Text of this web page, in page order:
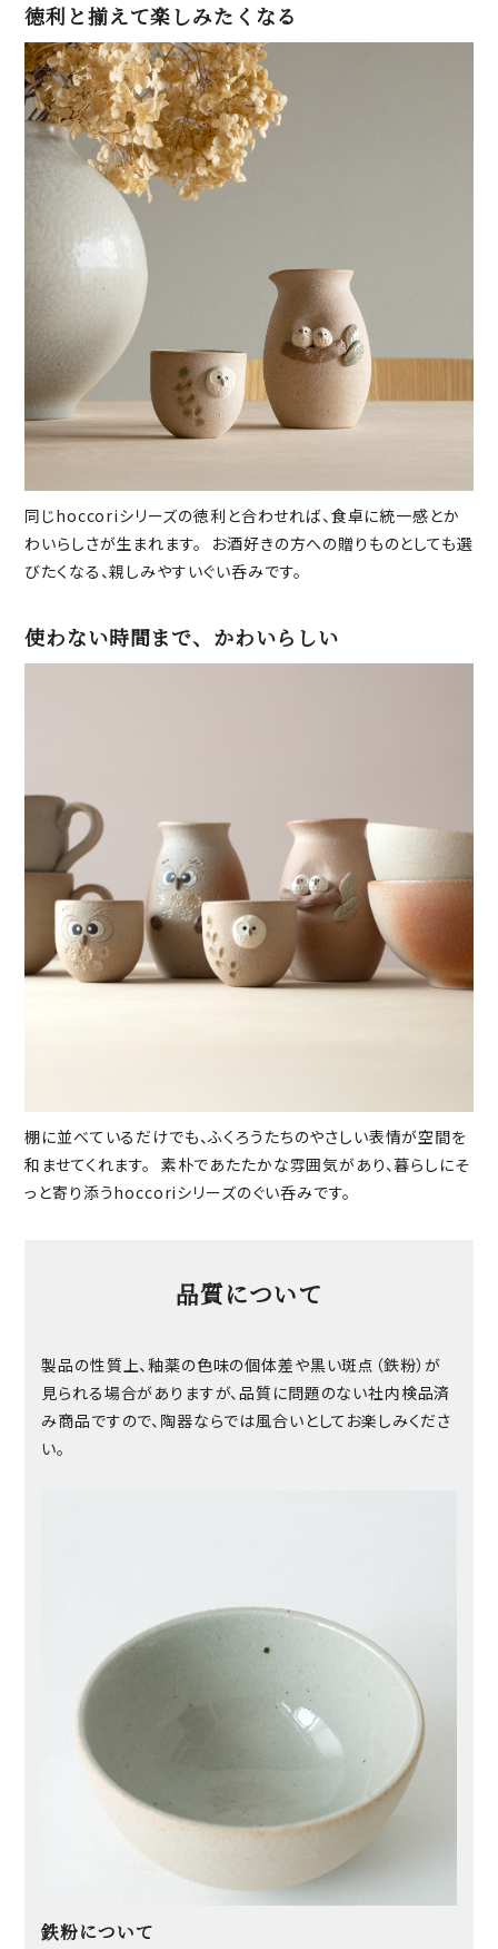
徳利と揃えて楽しみたくなる
同じhoccoriシリーズの徳利と合わせれば、食卓に統一感とか
わいらしさが生まれます。 お酒好きの方への贈りものとしても選
びたくなる、親しみやすいぐい呑みです。
使わない時間まで、かわいらしい
棚に並べているだけでも、ふくろうたちのやさしい表情が空間を
和ませてくれます。 素朴であたたかな雰囲気があり、暮らしにそ
っと寄り添うhoccoriシリーズのぐい呑みです。
品質について
製品の性質上、釉薬の色味の個体差や黒い斑点（鉄粉）が
見られる場合がありますが、品質に問題のない社内検品済
み商品ですので、陶器ならでは風合いとしてお楽しみくださ
い。
鉄粉について